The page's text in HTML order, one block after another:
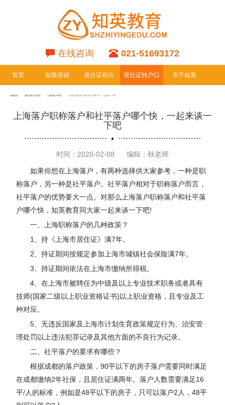
在线咨询 021-51693172
首页 知英培训 居住证积分
专栏
居住证转户口 关于知英
知英首页 居住证转户口栏目 上海居转户办理 上海落户职称落户和社平落户哪个快，一起来谈一下吧
上海落户职称落户和社平落户哪个快，一起来谈一
下吧
时间：2020-02-08 编辑：秋老师
如果你想在上海落户，有两种选择供大家参考，一种是职
称落户，另一种是社平落户。社平落户相对于职称落户而言，
社平落户的优势要大一点。对那么上海落户职称落户和社平落
户哪个快，知英教育同大家一起来谈一下吧!
一、上海职称落户的几种政策？
1、持《上海市居住证》满7年。
2、持证期间按规定参加上海市城镇社会保险满7年。
3、持证期间依法在上海市缴纳所得税。
4、在上海市被聘任为中级及以上专业技术职务或者具有
技师(国家二级以上职业资格证书)以上职业资格，且专业及工
种对应。
5、无违反国家及上海市计划生育政策规定行为、治安管
理处罚以上违法犯罪记录及其他方面的不良行为记录。
二、社平落户的要求有哪些？
根据成都的落户政策，90平以下的房子落户需要同时满足
在成都缴纳2年社保，且居住证满两年。落户人数需要满足16
平/人的标准，例如是48平以下的房子，只可以落户2人，48平